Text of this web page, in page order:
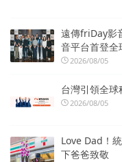
遠傳friDay影
音平台首登全
2026/08/05
台灣引領全
2026/08/05
Love Dad！
下爸爸致敬